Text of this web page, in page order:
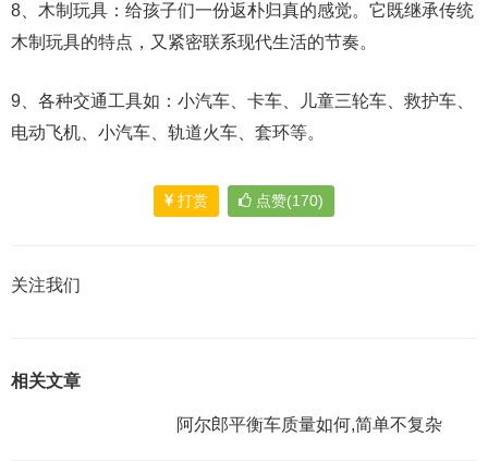
8、木制玩具：给孩子们一份返朴归真的感觉。它既继承传统
木制玩具的特点，又紧密联系现代生活的节奏。
9、各种交通工具如：小汽车、卡车、儿童三轮车、救护车、
电动飞机、小汽车、轨道火车、套环等。
打赏 点赞(170)
关注我们
相关文章
阿尔郎平衡车质量如何,简单不复杂